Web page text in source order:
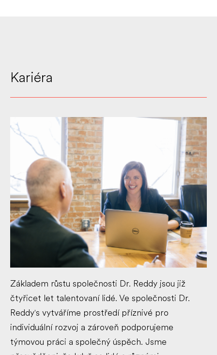
Kariéra
Základem růstu společnosti Dr. Reddy jsou již
čtyřicet let talentovaní lidé. Ve společnosti Dr.
Reddy's vytváříme prostředí příznivé pro
individuální rozvoj a zároveň podporujeme
týmovou práci a společný úspěch. Jsme